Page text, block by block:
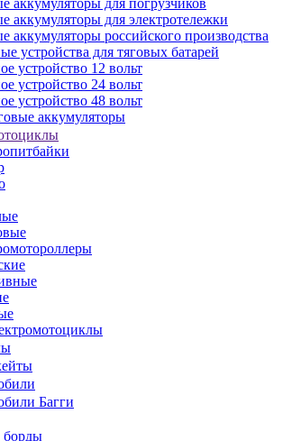
аккумуляторы для погрузчиков
аккумуляторы для электротележки
аккумуляторы российского производства
устройства для тяговых батарей
устройство 12 вольт
устройство 24 вольт
устройство 48 вольт
аккумуляторы
Багги